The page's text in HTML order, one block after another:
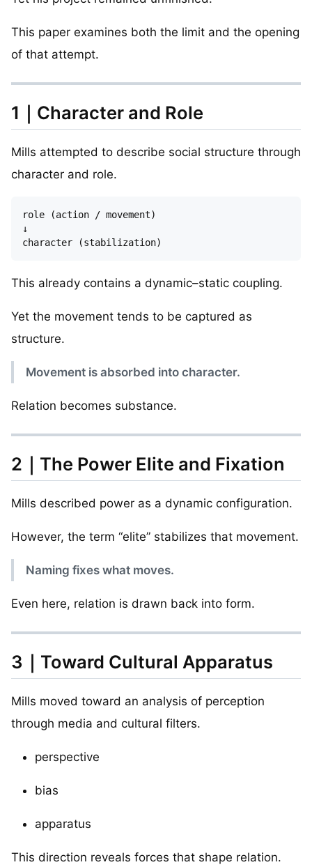
This paper examines both the limit and the opening
of that attempt.
1｜Character and Role
Mills attempted to describe social structure through
character and role.
role (action / movement)
↓
This already contains a dynamic–static coupling.
Yet the movement tends to be captured as
structure.
Movement is absorbed into character.
Relation becomes substance.
2｜The Power Elite and Fixation
Mills described power as a dynamic configuration.
However, the term “elite” stabilizes that movement.
Naming fixes what moves.
Even here, relation is drawn back into form.
3｜Toward Cultural Apparatus
Mills moved toward an analysis of perception
through media and cultural filters.
perspective
bias
apparatus
This direction reveals forces that shape relation.